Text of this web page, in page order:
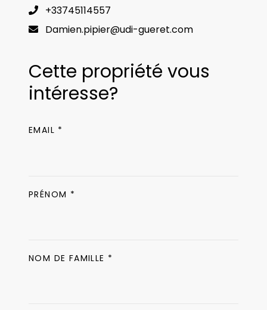
+33745114557
Damien.pipier@udi-gueret.com
Cette propriété vous
intéresse?
PRÉNOM *
EMAIL *
NOM DE FAMILLE *